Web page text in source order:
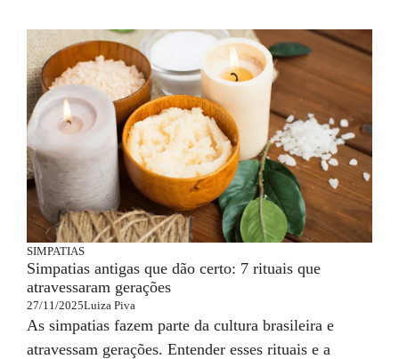
SIMPATIAS
Simpatias antigas que dão certo: 7 rituais que
atravessaram gerações
27/11/2025Luiza Piva
As simpatias fazem parte da cultura brasileira e
atravessam gerações. Entender esses rituais e a